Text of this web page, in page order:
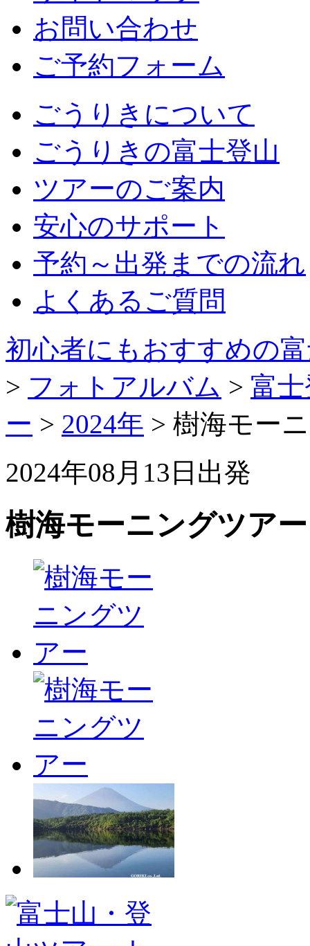
お問い合わせ
ご予約フォーム
ごうりきについて
ごうりきの富士登山
ツアーのご案内
安心のサポート
予約～出発までの流れ
よくあるご質問
初心者にもおすすめの
> フォトアルバム > 富
ー > 2024年 > 樹海モー
2024年08月13日出発
樹海モーニングツアー